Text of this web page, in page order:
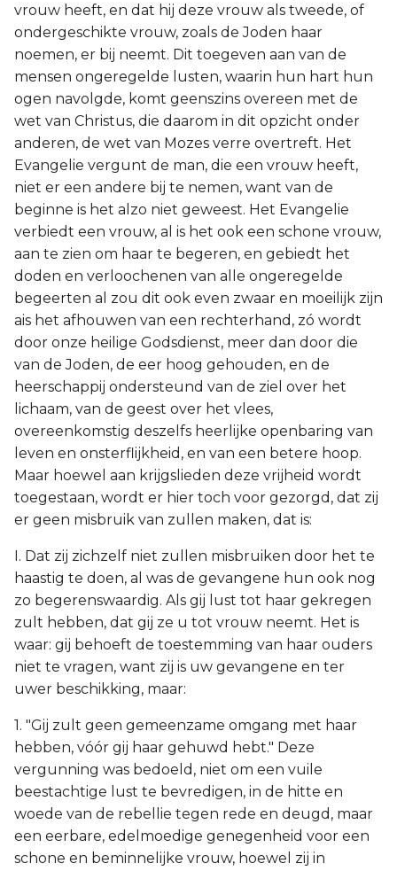
vrouw heeft, en dat hij deze vrouw als tweede, of
ondergeschikte vrouw, zoals de Joden haar
noemen, er bij neemt. Dit toegeven aan van de
mensen ongeregelde lusten, waarin hun hart hun
ogen navolgde, komt geenszins overeen met de
wet van Christus, die daarom in dit opzicht onder
anderen, de wet van Mozes verre overtreft. Het
Evangelie vergunt de man, die een vrouw heeft,
niet er een andere bij te nemen, want van de
beginne is het alzo niet geweest. Het Evangelie
verbiedt een vrouw, al is het ook een schone vrouw,
aan te zien om haar te begeren, en gebiedt het
doden en verloochenen van alle ongeregelde
begeerten al zou dit ook even zwaar en moeilijk zijn
ais het afhouwen van een rechterhand, zó wordt
door onze heilige Godsdienst, meer dan door die
van de Joden, de eer hoog gehouden, en de
heerschappij ondersteund van de ziel over het
lichaam, van de geest over het vlees,
overeenkomstig deszelfs heerlijke openbaring van
leven en onsterflijkheid, en van een betere hoop.
Maar hoewel aan krijgslieden deze vrijheid wordt
toegestaan, wordt er hier toch voor gezorgd, dat zij
er geen misbruik van zullen maken, dat is:
I. Dat zij zichzelf niet zullen misbruiken door het te
haastig te doen, al was de gevangene hun ook nog
zo begerenswaardig. Als gij lust tot haar gekregen
zult hebben, dat gij ze u tot vrouw neemt. Het is
waar: gij behoeft de toestemming van haar ouders
niet te vragen, want zij is uw gevangene en ter
uwer beschikking, maar:
1. "Gij zult geen gemeenzame omgang met haar
hebben, vóór gij haar gehuwd hebt." Deze
vergunning was bedoeld, niet om een vuile
beestachtige lust te bevredigen, in de hitte en
woede van de rebellie tegen rede en deugd, maar
een eerbare, edelmoedige genegenheid voor een
schone en beminnelijke vrouw, hoewel zij in